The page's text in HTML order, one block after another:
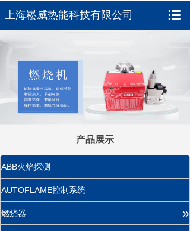
产品展示
ABB火焰探测
AUTOFLAME控制系统
燃烧器 »
上海崧威热能科技有限公司